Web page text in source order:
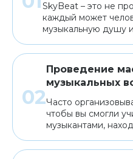
SkyBeat – это не
каждый может
музыкальную душу
Проведение
музыкальных
Часто
чтобы вы смогли
музыкантами,